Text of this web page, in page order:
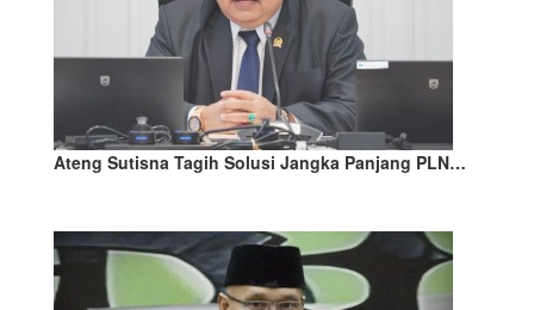
Ateng Sutisna Tagih Solusi Jangka Panjang PLN…